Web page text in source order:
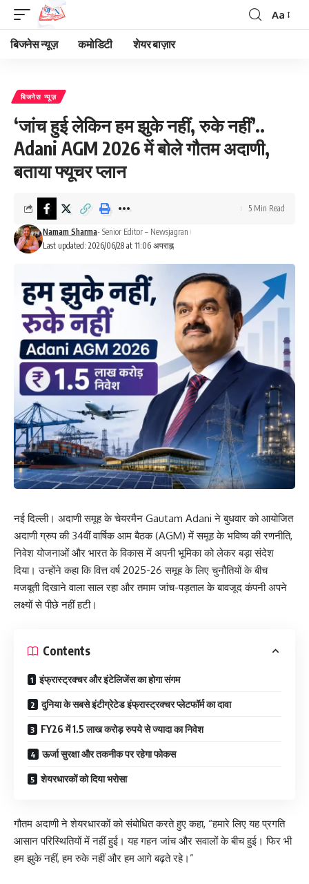
Font
Aa
बिजनेस न्यूज़ कमोडिटी शेयर बाज़ार
बिजनेस न्यूज़
‘जांच हुई लेकिन हम झुके नहीं, रुके नहीं’..
Adani AGM 2026 में बोले गौतम अदाणी,
बताया फ्यूचर प्लान
Last updated: 2026/06/28 at 11:06 अपराह्न
Namam Sharma- Senior Editor – Newsjagran
5 Min Read
नई दिल्ली। अदाणी समूह के चेयरमैन Gautam Adani ने बुधवार को आयोजित
अदाणी ग्रुप की 34वीं वार्षिक आम बैठक (AGM) में समूह के भविष्य की रणनीति,
निवेश योजनाओं और भारत के विकास में अपनी भूमिका को लेकर बड़ा संदेश
दिया। उन्होंने कहा कि वित्त वर्ष 2025-26 समूह के लिए चुनौतियों के बीच
मजबूती दिखाने वाला साल रहा और तमाम जांच-पड़ताल के बावजूद कंपनी अपने
लक्ष्यों से पीछे नहीं हटी।
Contents
इंफ्रास्ट्रक्चर और इंटेलिजेंस का होगा संगम
दुनिया के सबसे इंटीग्रेटेड इंफ्रास्ट्रक्चर प्लेटफॉर्म का दावा
FY26 में 1.5 लाख करोड़ रुपये से ज्यादा का निवेश
ऊर्जा सुरक्षा और तकनीक पर रहेगा फोकस
शेयरधारकों को दिया भरोसा
गौतम अदाणी ने शेयरधारकों को संबोधित करते हुए कहा, “हमारे लिए यह प्रगति
आसान परिस्थितियों में नहीं हुई। यह गहन जांच और सवालों के बीच हुई। फिर भी
हम झुके नहीं, हम रुके नहीं और हम आगे बढ़ते रहे।”